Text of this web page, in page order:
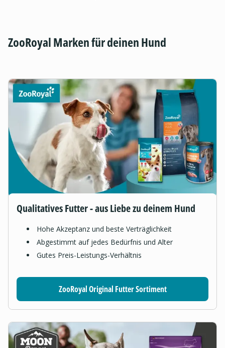
ZooRoyal Marken für deinen Hund
Qualitatives Futter - aus Liebe zu deinem Hund
Hohe Akzeptanz und beste Verträglichkeit
Abgestimmt auf jedes Bedürfnis und Alter
Gutes Preis-Leistungs-Verhältnis
ZooRoyal Original Futter Sortiment